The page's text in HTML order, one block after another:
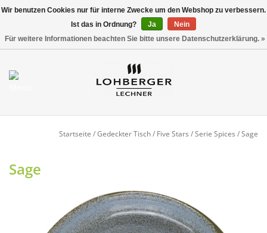
Mein Konto / Kundenkonto
NEU
Startseite /Gedeckter Tisch/ Five Stars /Serie Spices /Sage
Sage
Wir benutzen Cookies nur für interne Zwecke um den Webshop zu verbessern.
Ist das in Ordnung?
Ja
Nein
Für weitere Informationen beachten Sie bitte unsere Datenschutzerklärung. »